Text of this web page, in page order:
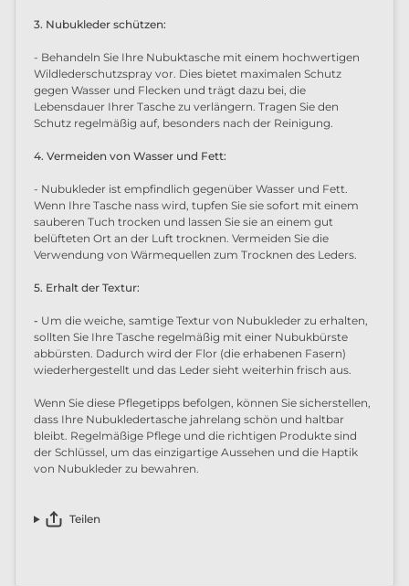
3. Nubukleder schützen:
- Behandeln Sie Ihre Nubuktasche mit einem hochwertigen
Wildlederschutzspray vor. Dies bietet maximalen Schutz
gegen Wasser und Flecken und trägt dazu bei, die
Lebensdauer Ihrer Tasche zu verlängern. Tragen Sie den
Schutz regelmäßig auf, besonders nach der Reinigung.
4. Vermeiden von Wasser und Fett:
- Nubukleder ist empfindlich gegenüber Wasser und Fett.
Wenn Ihre Tasche nass wird, tupfen Sie sie sofort mit einem
sauberen Tuch trocken und lassen Sie sie an einem gut
belüfteten Ort an der Luft trocknen. Vermeiden Sie die
Verwendung von Wärmequellen zum Trocknen des Leders.
5. Erhalt der Textur:
- Um die weiche, samtige Textur von Nubukleder zu erhalten,
sollten Sie Ihre Tasche regelmäßig mit einer Nubukbürste
abbürsten. Dadurch wird der Flor (die erhabenen Fasern)
wiederhergestellt und das Leder sieht weiterhin frisch aus.
Wenn Sie diese Pflegetipps befolgen, können Sie sicherstellen,
dass Ihre Nubukledertasche jahrelang schön und haltbar
bleibt. Regelmäßige Pflege und die richtigen Produkte sind
der Schlüssel, um das einzigartige Aussehen und die Haptik
von Nubukleder zu bewahren.
Teilen